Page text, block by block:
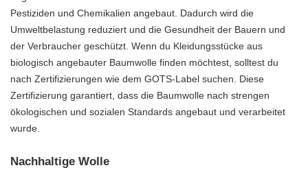
Pestiziden und Chemikalien angebaut. Dadurch wird die
Umweltbelastung reduziert und die Gesundheit der Bauern und
der Verbraucher geschützt. Wenn du Kleidungsstücke aus
biologisch angebauter Baumwolle finden möchtest, solltest du
nach Zertifizierungen wie dem GOTS-Label suchen. Diese
Zertifizierung garantiert, dass die Baumwolle nach strengen
ökologischen und sozialen Standards angebaut und verarbeitet
wurde.
Nachhaltige Wolle